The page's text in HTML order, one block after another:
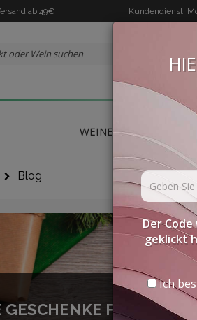
ab 49€ Kundendienst,
WEINE DELIKATESSEN
Blog
GESCHENKE FÜR EINEN
Der
geklickt
Ich